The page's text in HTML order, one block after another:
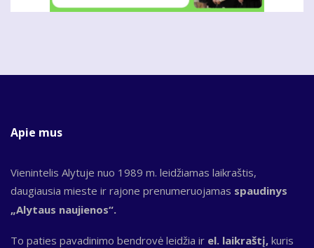
Apie mus
Vienintelis Alytuje nuo 1989 m. leidžiamas laikraštis,
daugiausia mieste ir rajone prenumeruojamas spaudinys
„Alytaus naujienos“.
To paties pavadinimo bendrovė leidžia ir el. laikraštį, kuris